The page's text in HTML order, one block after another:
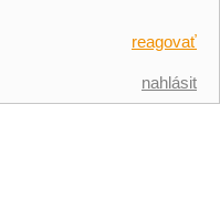
reagovať
nahlásit